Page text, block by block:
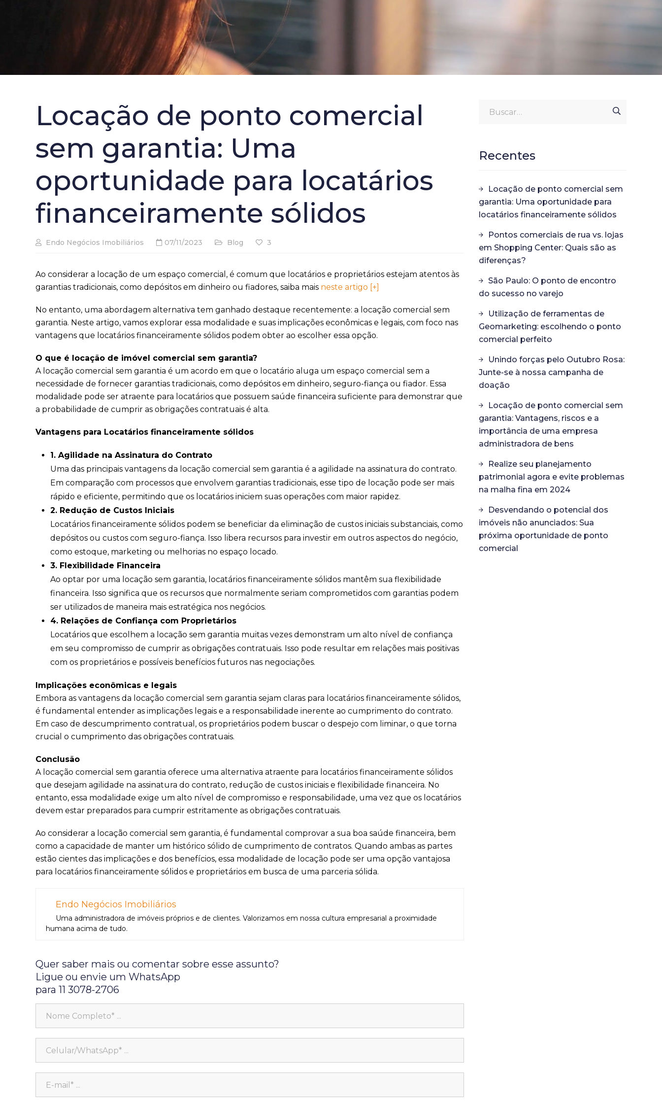
Locação de ponto comercial
sem garantia: Uma
oportunidade para locatários
financeiramente sólidos
Endo Negócios Imobiliários 07/11/2023 Blog 3
Ao considerar a locação de um espaço comercial, é comum que locatários e proprietários estejam atentos às
garantias tradicionais, como depósitos em dinheiro ou fiadores, saiba mais neste artigo [+]
No entanto, uma abordagem alternativa tem ganhado destaque recentemente: a locação comercial sem
garantia. Neste artigo, vamos explorar essa modalidade e suas implicações econômicas e legais, com foco nas
vantagens que locatários financeiramente sólidos podem obter ao escolher essa opção.
O que é locação de imóvel comercial sem garantia?
A locação comercial sem garantia é um acordo em que o locatário aluga um espaço comercial sem a
necessidade de fornecer garantias tradicionais, como depósitos em dinheiro, seguro-fiança ou fiador. Essa
modalidade pode ser atraente para locatários que possuem saúde financeira suficiente para demonstrar que
a probabilidade de cumprir as obrigações contratuais é alta.
Vantagens para Locatários financeiramente sólidos
1. Agilidade na Assinatura do Contrato
Uma das principais vantagens da locação comercial sem garantia é a agilidade na assinatura do contrato.
Em comparação com processos que envolvem garantias tradicionais, esse tipo de locação pode ser mais
rápido e eficiente, permitindo que os locatários iniciem suas operações com maior rapidez.
2. Redução de Custos Iniciais
Locatários financeiramente sólidos podem se beneficiar da eliminação de custos iniciais substanciais, como
depósitos ou custos com seguro-fiança. Isso libera recursos para investir em outros aspectos do negócio,
como estoque, marketing ou melhorias no espaço locado.
3. Flexibilidade Financeira
Ao optar por uma locação sem garantia, locatários financeiramente sólidos mantêm sua flexibilidade
financeira. Isso significa que os recursos que normalmente seriam comprometidos com garantias podem
ser utilizados de maneira mais estratégica nos negócios.
4. Relações de Confiança com Proprietários
Locatários que escolhem a locação sem garantia muitas vezes demonstram um alto nível de confiança
em seu compromisso de cumprir as obrigações contratuais. Isso pode resultar em relações mais positivas
com os proprietários e possíveis benefícios futuros nas negociações.
Implicações econômicas e legais
Embora as vantagens da locação comercial sem garantia sejam claras para locatários financeiramente sólidos,
é fundamental entender as implicações legais e a responsabilidade inerente ao cumprimento do contrato.
Em caso de descumprimento contratual, os proprietários podem buscar o despejo com liminar, o que torna
crucial o cumprimento das obrigações contratuais.
Conclusão
A locação comercial sem garantia oferece uma alternativa atraente para locatários financeiramente sólidos
que desejam agilidade na assinatura do contrato, redução de custos iniciais e flexibilidade financeira. No
entanto, essa modalidade exige um alto nível de compromisso e responsabilidade, uma vez que os locatários
devem estar preparados para cumprir estritamente as obrigações contratuais.
Ao considerar a locação comercial sem garantia, é fundamental comprovar a sua boa saúde financeira, bem
como a capacidade de manter um histórico sólido de cumprimento de contratos. Quando ambas as partes
estão cientes das implicações e dos benefícios, essa modalidade de locação pode ser uma opção vantajosa
para locatários financeiramente sólidos e proprietários em busca de uma parceria sólida.
Endo Negócios Imobiliários
Uma administradora de imóveis próprios e de clientes. Valorizamos em nossa cultura empresarial a proximidade
humana acima de tudo.
Quer saber mais ou comentar sobre esse assunto?
Ligue ou envie um WhatsApp
para 11 3078-2706
Recentes
Locação de ponto comercial sem
garantia: Uma oportunidade para
locatários financeiramente sólidos
Pontos comerciais de rua vs. lojas
em Shopping Center: Quais são as
diferenças?
São Paulo: O ponto de encontro
do sucesso no varejo
Utilização de ferramentas de
Geomarketing: escolhendo o ponto
comercial perfeito
Unindo forças pelo Outubro Rosa:
Junte-se à nossa campanha de
doação
Locação de ponto comercial sem
garantia: Vantagens, riscos e a
importância de uma empresa
administradora de bens
Realize seu planejamento
patrimonial agora e evite problemas
na malha fina em 2024
Desvendando o potencial dos
imóveis não anunciados: Sua
próxima oportunidade de ponto
comercial